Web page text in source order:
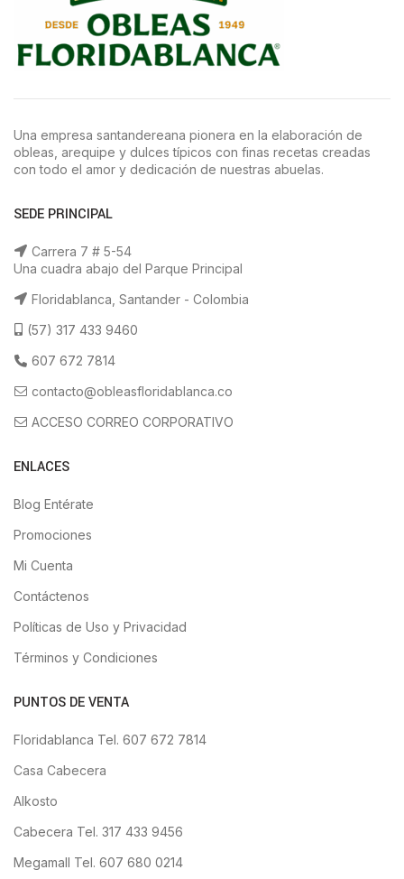
Una empresa santandereana pionera en la elaboración de
obleas, arequipe y dulces típicos con finas recetas creadas
con todo el amor y dedicación de nuestras abuelas.
SEDE PRINCIPAL
Carrera 7 # 5-54
Una cuadra abajo del Parque Principal
Floridablanca, Santander - Colombia
(57) 317 433 9460
607 672 7814
contacto@obleasfloridablanca.co
ACCESO CORREO CORPORATIVO
ENLACES
Blog Entérate
Promociones
Mi Cuenta
Contáctenos
Políticas de Uso y Privacidad
Términos y Condiciones
PUNTOS DE VENTA
Floridablanca Tel. 607 672 7814
Casa Cabecera
Alkosto
Cabecera Tel. 317 433 9456
Megamall Tel. 607 680 0214